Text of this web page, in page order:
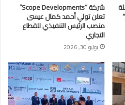
شركة “Scope Developments”
تعلن تولي أحمد كمال عيسى
منصب الرئيس التنفيذي للقطاع
التجاري
يوليو 30, 2026